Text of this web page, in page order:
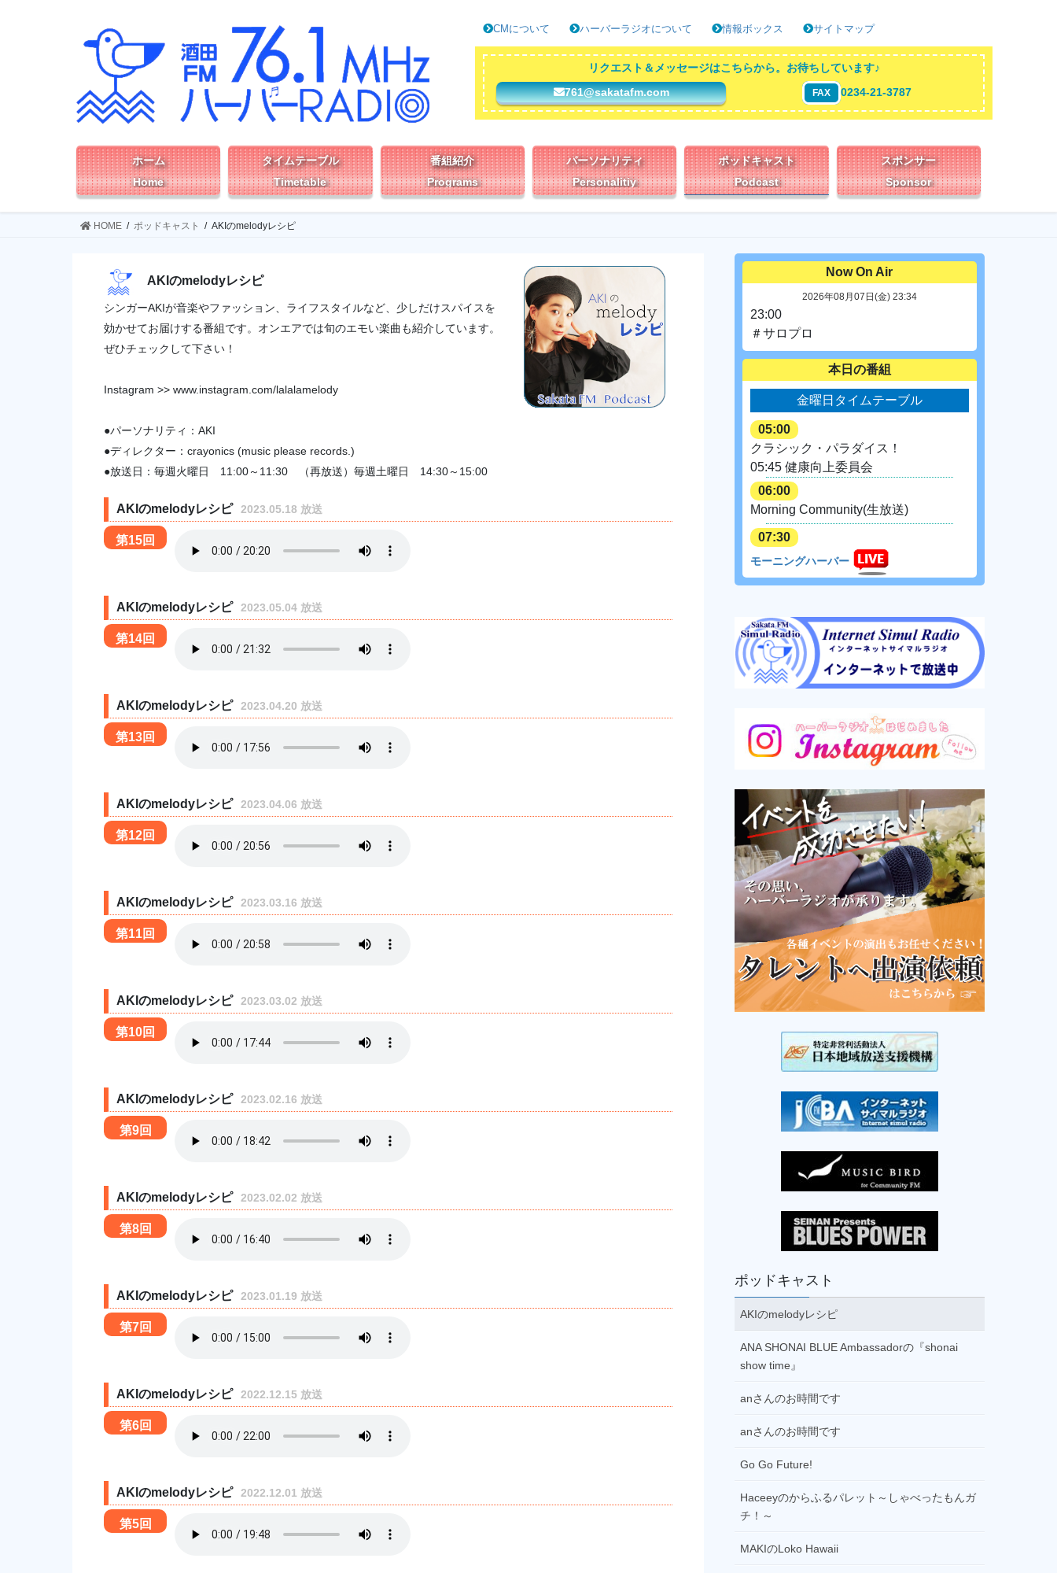
CMについて ハーバーラジオについて 情報ボックス サイトマップ
リクエスト＆メッセージはこちらから。お待ちしています♪
761@sakatafm.com
FAX 0234-21-3787
ホーム
Home
タイムテーブル
Timetable
番組紹介
Programs
パーソナリティ
Personalitiy
ポッドキャスト
Podcast
スポンサー
Sponsor
HOME ポッドキャスト AKIのmelodyレシピ
AKIのmelodyレシピ
シンガーAKIが音楽やファッション、ライフスタイルなど、少しだけスパイスを
効かせてお届けする番組です。オンエアでは旬のエモい楽曲も紹介しています。
ぜひチェックして下さい！
Instagram >> www.instagram.com/lalalamelody
●パーソナリティ：AKI
●ディレクター：crayonics (music please records.)
●放送日：毎週火曜日 11:00～11:30 （再放送）毎週土曜日 14:30～15:00
AKIのmelodyレシピ 2023.05.18 放送
第15回
AKIのmelodyレシピ 2023.05.04 放送
第14回
AKIのmelodyレシピ 2023.04.20 放送
第13回
AKIのmelodyレシピ 2023.04.06 放送
第12回
AKIのmelodyレシピ 2023.03.16 放送
第11回
AKIのmelodyレシピ 2023.03.02 放送
第10回
AKIのmelodyレシピ 2023.02.16 放送
第9回
AKIのmelodyレシピ 2023.02.02 放送
第8回
AKIのmelodyレシピ 2023.01.19 放送
第7回
AKIのmelodyレシピ 2022.12.15 放送
第6回
AKIのmelodyレシピ 2022.12.01 放送
第5回
Now On Air
2026年08月07日(金) 23:34
23:00
＃サロプロ
本日の番組
金曜日タイムテーブル
05:00
クラシック・パラダイス！
05:45 健康向上委員会
06:00
Morning Community(生放送)
07:30
モーニングハーバー
パーソナリティ：真田優(月・火)、乗附
09:00
ノラーソ・ビア・マールキ
パーソナリティ：畠中裕之
洋楽1990～2000年代
11:00
はじまるよ！よねさんの紙芝居
11:30
ランチタイムハーバー
パーソナリティ：阿部奏子(月)、小松原
愛子(火)、 乗附桃子(水)、大瀧由希(木)、
渡部美香(金)
13:00
リメンバーミュージック
邦楽70年代～80年代
14:00
@FRIDAY!
アフタヌーンハーバー
パーソナリティ：阿部奏子(月)、小松原
渡部美香(金)
16:00
パーソナリティ：芳賀由也
16:30
サンドウィッチマンのラジオやらせ
サンセットハーバー
部奏子(水)、 真田優(木)
18:30
SPACE SHOWER RADIO
19:00
19:30
お台場レインボーステーション
ファンタジー、夢の世界へ －すやすやラ
ジオ
21:00
ポッドキャスト
AKIのmelodyレシピ
ANA SHONAI BLUE Ambassadorの『shonai
show time』
anさんのお時間です
anさんのお時間です
Go Go Future!
Haceeyのからふるパレット～しゃべったもんガ
チ！～
MAKIのLoko Hawaii